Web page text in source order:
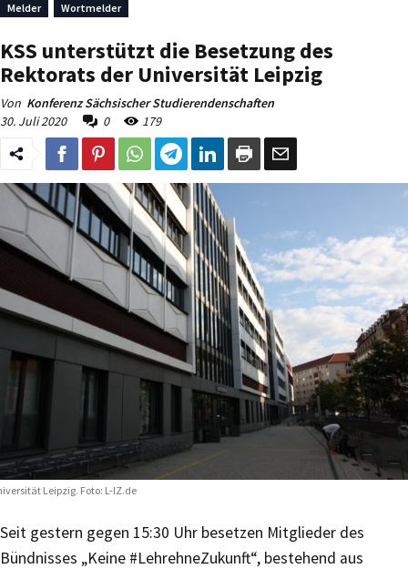
Melder Wortmelder
KSS unterstützt die Besetzung des
Rektorats der Universität Leipzig
Von Konferenz Sächsischer Studierendenschaften
30. Juli 2020
0 179
Leipzig. Foto: L-IZ.de
Seit gestern gegen 15:30 Uhr besetzen Mitglieder des
Bündnisses „Keine #LehrehneZukunft“, bestehend aus